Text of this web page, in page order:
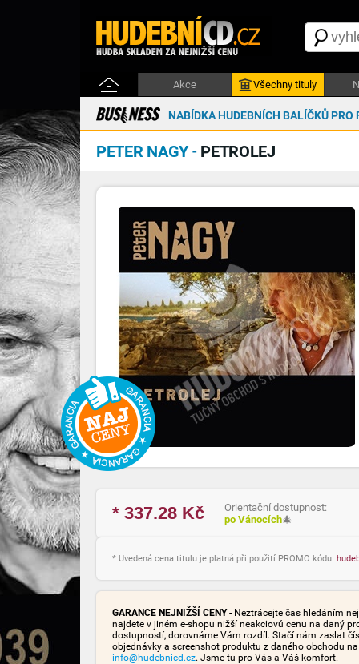
Akce Všechny tituly
NABÍDKA HUDEBNÍCH BALÍČKŮ PRO
PETER NAGY- PETROLEJ
* 337.28 Kč
Orientační dostupnost:
po Vánocích🎄
* Uvedená cena titulu je platná při použití PROMO kódu:
GARANCE NEJNIŽŠÍ CENY- Neztrácejte čas hledáním
najdete v jiném e-shopu nižší neakciovú cenu na daný
dostupností, dorovnáme Vám rozdíl. Stačí nám zaslat
objednávky a screenshot produktu z daného obchodu
info@hudebnicd.cz. Jsme tu pro Vás a Váš komfort.